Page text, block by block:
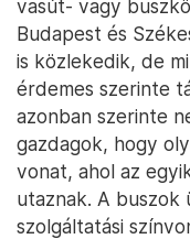
vasút- vagy
Budapest és
is közlekedik, de
érdemes szerinte
azonban szerinte
gazdagok, hogy
vonat, ahol az
utaznak. A buszok
szolgáltatási